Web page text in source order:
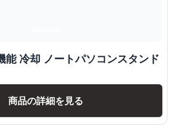
能 冷却 ノートパソコンスタンド
商品の詳細を見る